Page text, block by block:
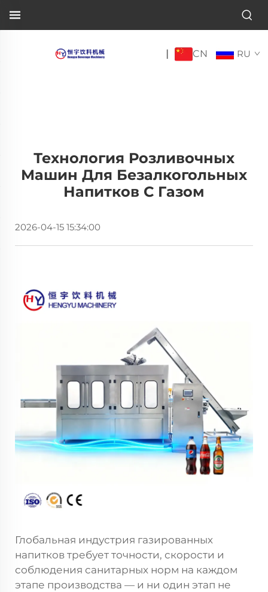
| CN RU
Технология Розливочных
Машин Для Безалкогольных
Напитков С Газом
2026-04-15 15:34:00
Глобальная индустрия газированных
напитков требует точности, скорости и
соблюдения санитарных норм на каждом
этапе производства — и ни один этап не